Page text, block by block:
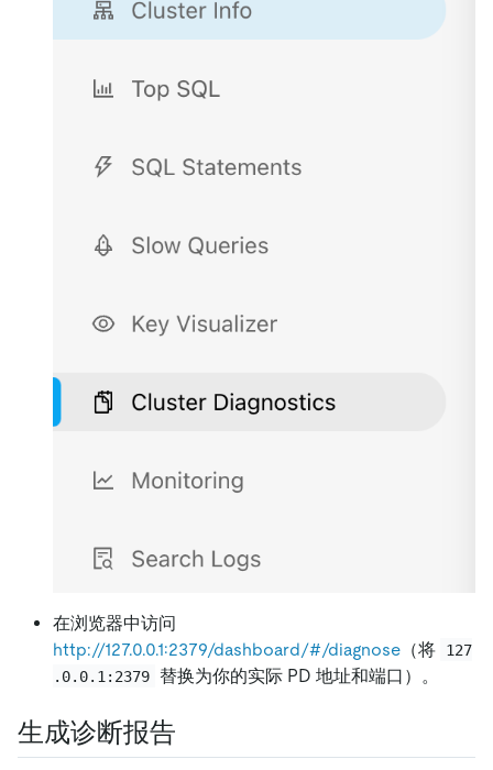
在浏览器中访问
http://127.0.0.1:2379/dashboard/#/diagnose （将
127
.0.0.1:2379
替换为你的实际 PD 地址和端口）。
生成诊断报告